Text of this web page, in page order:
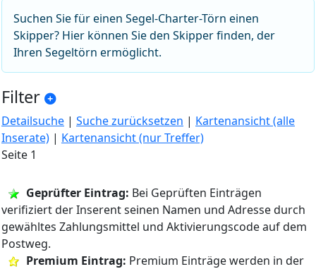
Suchen Sie für einen Segel-Charter-Törn einen
Skipper? Hier können Sie den Skipper finden, der
Ihren Segeltörn ermöglicht.
Filter
Detailsuche | Suche zurücksetzen | Kartenansicht (alle
Inserate) | Kartenansicht (nur Treffer)
Seite 1
Geprüfter Eintrag: Bei Geprüften Einträgen
verifiziert der Inserent seinen Namen und Adresse durch
gewähltes Zahlungsmittel und Aktivierungscode auf dem
Postweg.
Premium Eintrag: Premium Einträge werden in der